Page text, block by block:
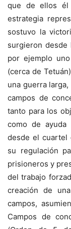
que de ellos él
estrategia
sostuvo la
surgieron desde
por ejemplo
(cerca de Tetuán)
una guerra
campos de
tanto para los
como de
desde el cuartel
su regulación
prisioneros y
del trabajo
creación de
campos,
Campos de